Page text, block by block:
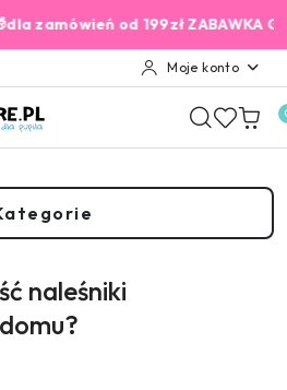
od 199zł ZABAWKA GRATIS✨
Moje konto
naleśniki